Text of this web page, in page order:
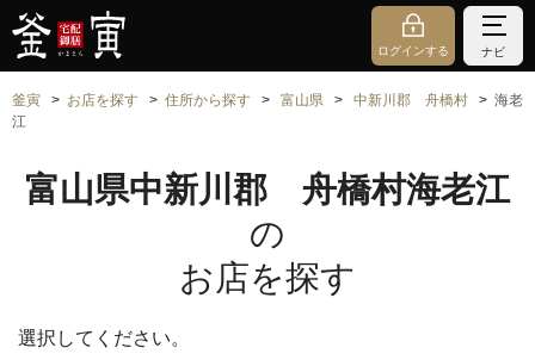
ログインする ナビ
釜寅 お店を探す 住所から探す 富山県 中新川郡 舟橋村
海老
江
富山県中新川郡 舟橋村海老江
の
お店を探す
選択してください。